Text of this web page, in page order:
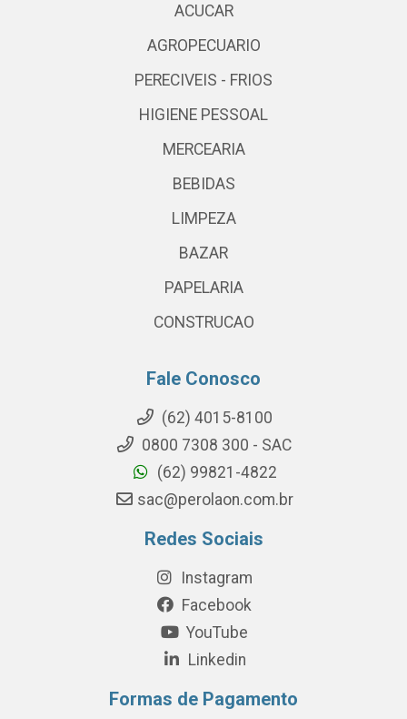
ACUCAR
AGROPECUARIO
PERECIVEIS - FRIOS
HIGIENE PESSOAL
MERCEARIA
BEBIDAS
LIMPEZA
BAZAR
PAPELARIA
CONSTRUCAO
Fale Conosco
(62) 4015-8100
0800 7308 300 - SAC
(62) 99821-4822
sac@perolaon.com.br
Redes Sociais
Instagram
Facebook
YouTube
Linkedin
Formas de Pagamento